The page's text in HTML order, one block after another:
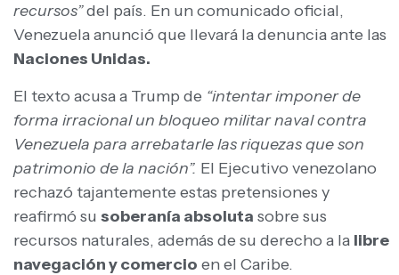
recursos”del país. En un comunicado oficial,
Venezuela anunció que llevará la denuncia ante las
Naciones Unidas.
El texto acusa a Trump de “intentar imponer de
forma irracional un bloqueo militar naval contra
Venezuela para arrebatarle las riquezas que son
patrimonio de la nación”. El Ejecutivo venezolano
rechazó tajantemente estas pretensiones y
reafirmó su soberanía absoluta sobre sus
recursos naturales, además de su derecho a la libre
navegación y comercio en el Caribe.